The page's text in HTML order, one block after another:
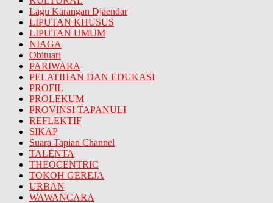
Lagu Karangan Djaendar
LIPUTAN KHUSUS
LIPUTAN UMUM
NIAGA
Obituari
PARIWARA
PELATIHAN DAN EDUKASI
PROFIL
PROLEKUM
PROVINSI TAPANULI
REFLEKTIF
SIKAP
Suara Tapian Channel
TALENTA
THEOCENTRIC
TOKOH GEREJA
URBAN
WAWANCARA